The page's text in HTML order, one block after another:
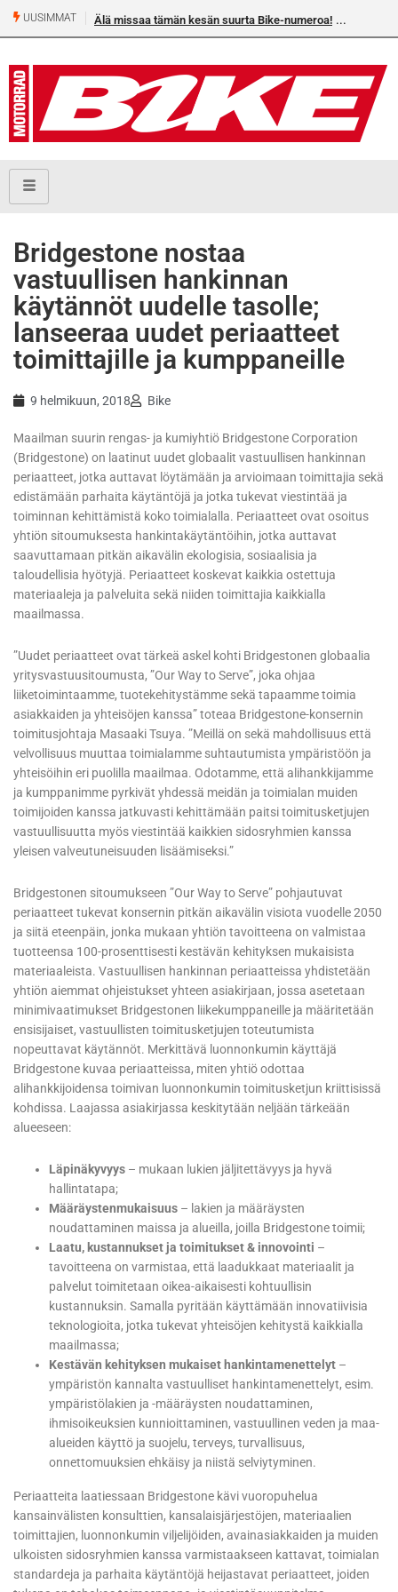
UUSIMMAT Älä missaa tämän kesän suurta Bike-numeroa!
Bridgestone nostaa
vastuullisen hankinnan
käytännöt uudelle tasolle;
lanseeraa uudet periaatteet
toimittajille ja kumppaneille
9 helmikuun, 2018 Bike
Maailman suurin rengas- ja kumiyhtiö Bridgestone Corporation
(Bridgestone) on laatinut uudet globaalit vastuullisen hankinnan
periaatteet, jotka auttavat löytämään ja arvioimaan toimittajia sekä
edistämään parhaita käytäntöjä ja jotka tukevat viestintää ja
toiminnan kehittämistä koko toimialalla. Periaatteet ovat osoitus
yhtiön sitoumuksesta hankintakäytäntöihin, jotka auttavat
saavuttamaan pitkän aikavälin ekologisia, sosiaalisia ja
taloudellisia hyötyjä. Periaatteet koskevat kaikkia ostettuja
materiaaleja ja palveluita sekä niiden toimittajia kaikkialla
maailmassa.
”Uudet periaatteet ovat tärkeä askel kohti Bridgestonen globaalia
yritysvastuusitoumusta, ”Our Way to Serve”, joka ohjaa
liiketoimintaamme, tuotekehitystämme sekä tapaamme toimia
asiakkaiden ja yhteisöjen kanssa” toteaa Bridgestone-konsernin
toimitusjohtaja Masaaki Tsuya. ”Meillä on sekä mahdollisuus että
velvollisuus muuttaa toimialamme suhtautumista ympäristöön ja
yhteisöihin eri puolilla maailmaa. Odotamme, että alihankkijamme
ja kumppanimme pyrkivät yhdessä meidän ja toimialan muiden
toimijoiden kanssa jatkuvasti kehittämään paitsi toimitusketjujen
vastuullisuutta myös viestintää kaikkien sidosryhmien kanssa
yleisen valveutuneisuuden lisäämiseksi.”
Bridgestonen sitoumukseen ”Our Way to Serve” pohjautuvat
periaatteet tukevat konsernin pitkän aikavälin visiota vuodelle 2050
ja siitä eteenpäin, jonka mukaan yhtiön tavoitteena on valmistaa
tuotteensa 100-prosenttisesti kestävän kehityksen mukaisista
materiaaleista. Vastuullisen hankinnan periaatteissa yhdistetään
yhtiön aiemmat ohjeistukset yhteen asiakirjaan, jossa asetetaan
minimivaatimukset Bridgestonen liikekumppaneille ja määritetään
ensisijaiset, vastuullisten toimitusketjujen toteutumista
nopeuttavat käytännöt. Merkittävä luonnonkumin käyttäjä
Bridgestone kuvaa periaatteissa, miten yhtiö odottaa
alihankkijoidensa toimivan luonnonkumin toimitusketjun kriittisissä
kohdissa. Laajassa asiakirjassa keskitytään neljään tärkeään
alueeseen:
Läpinäkyvyys – mukaan lukien jäljitettävyys ja hyvä
hallintatapa;
Määräystenmukaisuus – lakien ja määräysten
noudattaminen maissa ja alueilla, joilla Bridgestone toimii;
Laatu, kustannukset ja toimitukset & innovointi –
tavoitteena on varmistaa, että laadukkaat materiaalit ja
palvelut toimitetaan oikea-aikaisesti kohtuullisin
kustannuksin. Samalla pyritään käyttämään innovatiivisia
teknologioita, jotka tukevat yhteisöjen kehitystä kaikkialla
maailmassa;
Kestävän kehityksen mukaiset hankintamenettelyt –
ympäristön kannalta vastuulliset hankintamenettelyt, esim.
ympäristölakien ja -määräysten noudattaminen,
ihmisoikeuksien kunnioittaminen, vastuullinen veden ja maa-
alueiden käyttö ja suojelu, terveys, turvallisuus,
onnettomuuksien ehkäisy ja niistä selviytyminen.
Periaatteita laatiessaan Bridgestone kävi vuoropuhelua
kansainvälisten konsulttien, kansalaisjärjestöjen, materiaalien
toimittajien, luonnonkumin viljelijöiden, avainasiakkaiden ja muiden
ulkoisten sidosryhmien kanssa varmistaakseen kattavat, toimialan
standardeja ja parhaita käytäntöjä heijastavat periaatteet, joiden